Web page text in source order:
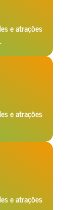
e atrações
e atrações
e atrações